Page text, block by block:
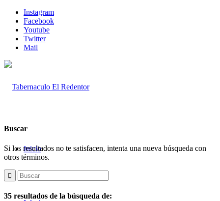
Instagram
Facebook
Youtube
Twitter
Mail
Inicio
Buscar
Si los resultados no te satisfacen, intenta una nueva búsqueda con
otros términos.
35 resultados de la búsqueda de: